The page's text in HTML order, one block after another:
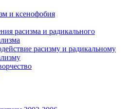
и ксенофобия
расизма и радикального
расизму и радикальному